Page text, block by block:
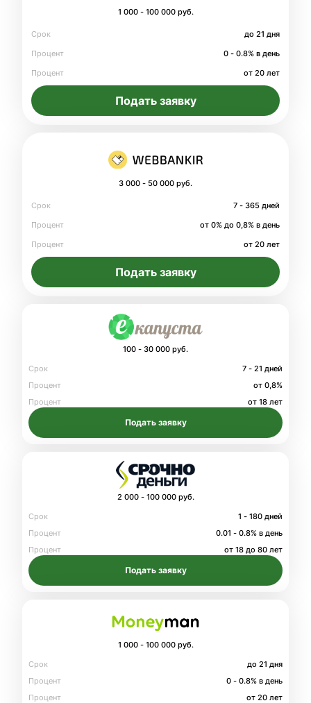
1 000 - 100 000 руб.
Срок
до 21 дня
Процент
0 - 0.8% в день
Процент
от 20 лет
Подать заявку
3 000 - 50 000 руб.
Срок
7 - 365 дней
Процент
от 0% до 0,8% в день
Процент
от 20 лет
Подать заявку
100 - 30 000 руб.
Срок
7 - 21 дней
Процент
от 0,8%
Процент
от 18 лет
Подать заявку
2 000 - 100 000 руб.
Срок
1 - 180 дней
Процент
0.01 - 0.8% в день
Процент
от 18 до 80 лет
Подать заявку
1 000 - 100 000 руб.
Срок
до 21 дня
Процент
0 - 0.8% в день
Процент
от 20 лет